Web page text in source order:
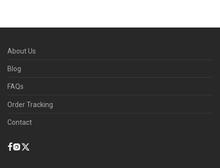
About Us
Blog
FAQs
Order Tracking
Contact